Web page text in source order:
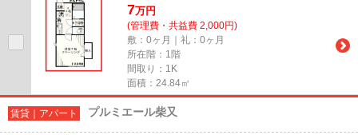
7万円
(管理費・共益費 2,000円)
敷：0ヶ月｜礼：0ヶ月
所在階：1階
間取り：1K
面積：24.84㎡
賃貸｜アパート プルミエール柴又